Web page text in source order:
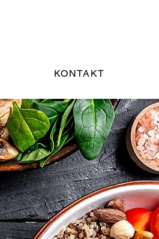
KONTAKT